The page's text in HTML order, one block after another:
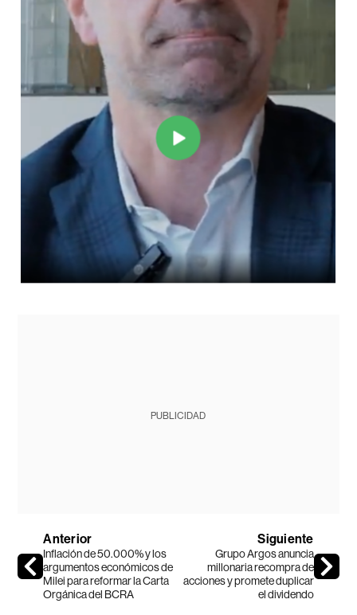
PUBLICIDAD
Anterior
Inflación de 50.000% y los
argumentos económicos de
Milei para reformar la Carta
Orgánica del BCRA
Siguiente
Grupo Argos anuncia
millonaria recompra de
acciones y promete duplicar
el dividendo